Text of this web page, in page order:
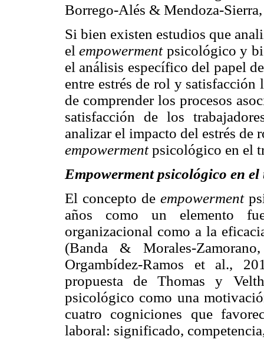
Borrego-Alés & Mendoza-
Si bien existen estudios que
elempowermentpsicológico y
el análisis específico del papel
entre estrés de rol y satisfacción
de comprender los procesos
satisfacción de los
analizar el impacto del estrés de
empowermentpsicológico en el
Empowerment psicológico en
El concepto de empowerment
años como un elemento
organizacional como a la
(Banda & Morales-
Orgambídez-Ramos et al.,
propuesta de Thomas y
psicológico como una
cuatro cogniciones que
laboral: significado,